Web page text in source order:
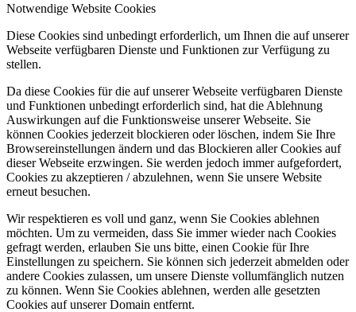
Notwendige Website Cookies
Diese Cookies sind unbedingt erforderlich, um Ihnen die auf unserer
Webseite verfügbaren Dienste und Funktionen zur Verfügung zu
stellen.
Da diese Cookies für die auf unserer Webseite verfügbaren Dienste
und Funktionen unbedingt erforderlich sind, hat die Ablehnung
Auswirkungen auf die Funktionsweise unserer Webseite. Sie
können Cookies jederzeit blockieren oder löschen, indem Sie Ihre
Browsereinstellungen ändern und das Blockieren aller Cookies auf
dieser Webseite erzwingen. Sie werden jedoch immer aufgefordert,
Cookies zu akzeptieren / abzulehnen, wenn Sie unsere Website
erneut besuchen.
Wir respektieren es voll und ganz, wenn Sie Cookies ablehnen
möchten. Um zu vermeiden, dass Sie immer wieder nach Cookies
gefragt werden, erlauben Sie uns bitte, einen Cookie für Ihre
Einstellungen zu speichern. Sie können sich jederzeit abmelden oder
andere Cookies zulassen, um unsere Dienste vollumfänglich nutzen
zu können. Wenn Sie Cookies ablehnen, werden alle gesetzten
Cookies auf unserer Domain entfernt.